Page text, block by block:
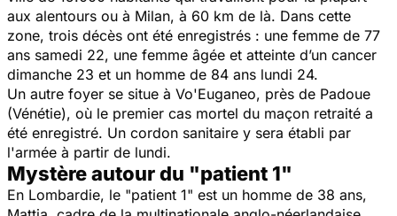
aux alentours ou à Milan, à 60 km de là. Dans cette
zone, trois décès ont été enregistrés : une femme de 77
ans samedi 22, une femme âgée et atteinte d’un cancer
dimanche 23 et un homme de 84 ans lundi 24.
Un autre foyer se situe à Vo'Euganeo, près de Padoue
(Vénétie), où le premier cas mortel du maçon retraité a
été enregistré. Un cordon sanitaire y sera établi par
l'armée à partir de lundi.
Mystère autour du "patient 1"
En Lombardie, le "patient 1" est un homme de 38 ans,